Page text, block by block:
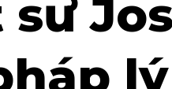
sư